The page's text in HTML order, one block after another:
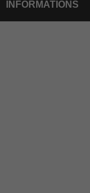
INFORMATIONS